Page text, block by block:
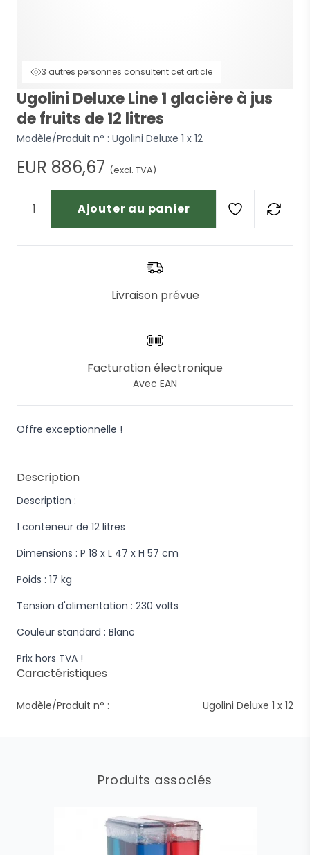
3 autres personnes consultent cet article
Ugolini Deluxe Line 1 glacière à jus
de fruits de 12 litres
Modèle/Produit n° : Ugolini Deluxe 1 x 12
EUR 886,67 (excl. TVA)
Ajouter au panier
Livraison prévue
Facturation électronique
Avec EAN
Offre exceptionnelle !
Description
Description :
1 conteneur de 12 litres
Dimensions : P 18 x L 47 x H 57 cm
Poids : 17 kg
Tension d'alimentation : 230 volts
Couleur standard : Blanc
Prix hors TVA !
Caractéristiques
Modèle/Produit n° : Ugolini Deluxe 1 x 12
Produits associés